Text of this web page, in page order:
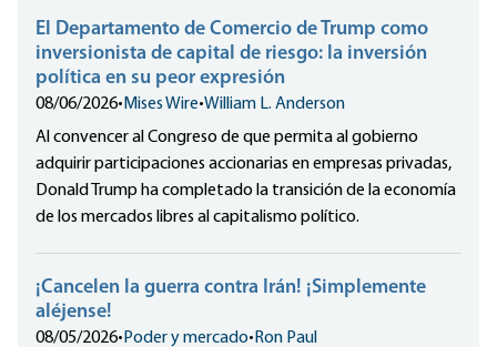
El Departamento de Comercio de Trump como
inversionista de capital de riesgo: la inversión
política en su peor expresión
08/06/2026• Mises Wire•William L. Anderson
Al convencer al Congreso de que permita al gobierno
adquirir participaciones accionarias en empresas privadas,
Donald Trump ha completado la transición de la economía
de los mercados libres al capitalismo político.
¡Cancelen la guerra contra Irán! ¡Simplemente
aléjense!
08/05/2026• Poder y mercado• Ron Paul